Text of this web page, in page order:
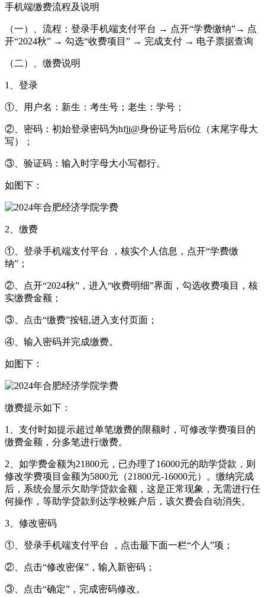
手机端缴费流程及说明
（一）、流程：登录手机端支付平台 → 点开“学费缴纳”→ 点
开“2024秋” → 勾选“收费项目” → 完成支付 → 电子票据查询
（二）、缴费说明
1、登录
①、用户名：新生：考生号；老生：学号；
②、密码：初始登录密码为hfjj@身份证号后6位（末尾字母大
写）；
③、验证码：输入时字母大小写都行。
如图下：
2、缴费
①、登录手机端支付平台 ，核实个人信息，点开“学费缴
纳”；
②、点开“2024秋”，进入“收费明细”界面，勾选收费项目，核
实缴费金额；
③、点击“缴费”按钮,进入支付页面；
④、输入密码并完成缴费。
如图下：
缴费提示如下：
1、支付时如提示超过单笔缴费的限额时，可修改学费项目的
缴费金额，分多笔进行缴费。
2、如学费金额为21800元，已办理了16000元的助学贷款，则
修改学费项目金额为5800元（21800元-16000元）。缴纳完成
后，系统会显示欠助学贷款金额，这是正常现象，无需进行任
何操作，等助学贷款到达学校账户后，该欠费会自动消失。
3、修改密码
①、登录手机端支付平台 ，点击最下面一栏“个人”项；
②、点击“修改密保”，输入新密码；
③、点击“确定”，完成密码修改。